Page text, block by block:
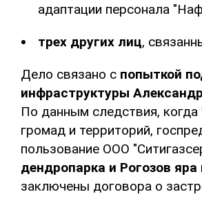
адаптации персонала
трех других лиц,
Дело связано с попыткой
инфраструктуры
По данным следствия,
громад и территорий,
пользование ООО
дендропарка и Рогозов
заключены договора о